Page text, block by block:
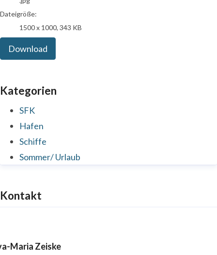
Dateigröße:
1500 x 1000, 343 KB
Download
Kategorien
SFK
Hafen
Schiffe
Sommer/ Urlaub
Kontakt
Maria Zeiske